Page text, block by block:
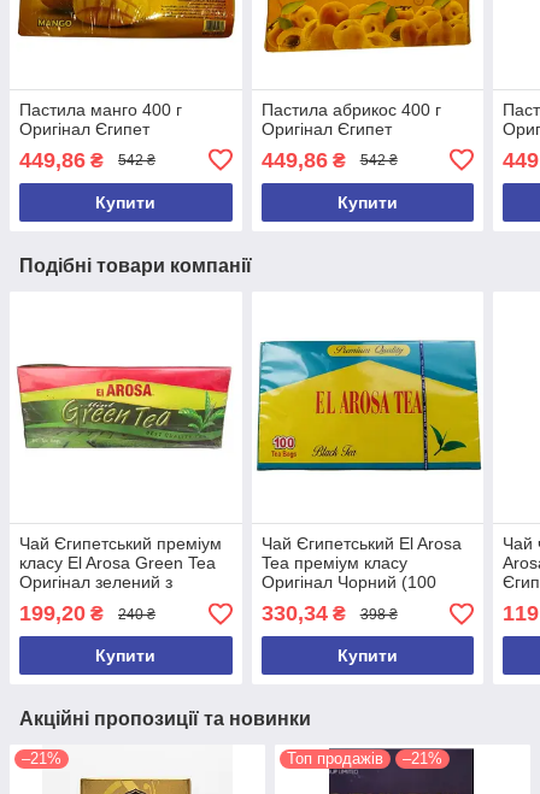
Пастила манго 400 г
Оригінал Єгипет
449,86 ₴ 542 ₴
Купити
Пастила абрикос 400 г
Оригінал Єгипет
449,86₴ 542 ₴
Купити
Подібні товари компанії
Чай Єгипетський преміум
класу El Arosa Green Tea
Оригінал зелений з
м'ятою Al Arosa з Єгипту
(25 пакетиків)
199,20 ₴ 240 ₴
Купити
Чай Єгипетський El Arosa
Tea преміум класу
Оригінал Чорний (100
пакетиків)
330,34₴ 398 ₴
Купити
Чай
Акційні пропозиції та новинки
–21% Топ продажів –21%